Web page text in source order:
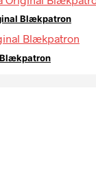
Blækpatron
Blækpatron